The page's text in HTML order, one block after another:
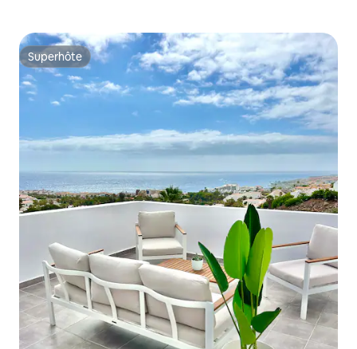
Superhôte
Superhôte